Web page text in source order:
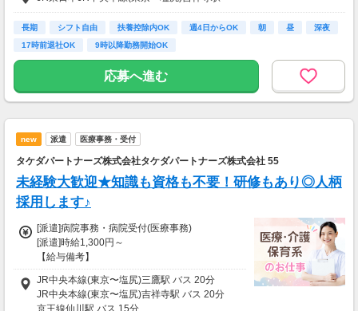
一部支給
長期 シフト自由 扶養控除内OK 週4日からOK 朝 昼
深夜
17時前退社OK
9時以降勤務開始OK
応募へ進む
new 派遣 医療事務・受付
タケダパートナーズ株式会社タケダパートナーズ株式会社 55
未経験大歓迎★知識も資格も不要！研修もあり◎人柄
採用します♪
[派遣]病院事務・病院受付(医療事務)
[派遣]時給1,300円～
【給与備考】
■時給1,300円
■交通費一部支給
JR中央本線(東京〜塩尻)三鷹駅 バス 20分
JR中央本線(東京〜塩尻)吉祥寺駅 バス 20分
京王線仙川駅 バス 15分